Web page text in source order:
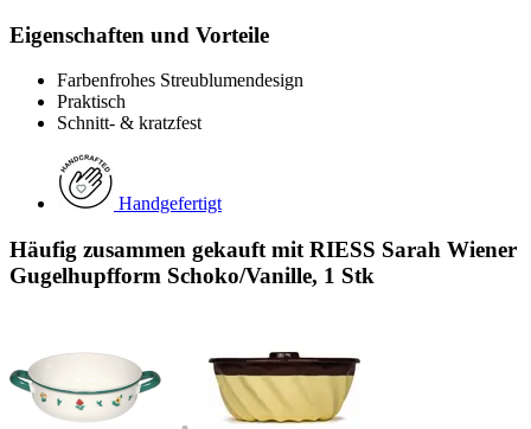
Eigenschaften und Vorteile
Farbenfrohes Streublumendesign
Praktisch
Schnitt- & kratzfest
Handgefertigt
Häufig zusammen gekauft mit RIESS Sarah Wiener
Gugelhupfform Schoko/Vanille, 1 Stk